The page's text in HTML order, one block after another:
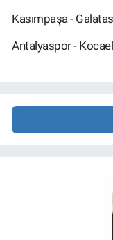
Kasımpaşa -
Antalyaspor -